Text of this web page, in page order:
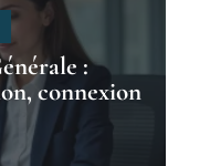
:
connexion